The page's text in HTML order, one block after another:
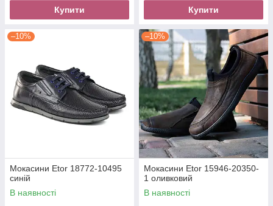
Купити Купити
–10%
Мокасини Etor 18772-10495
синій
В наявності
–10%
Мокасини Etor 15946-20350-
1 оливковий
В наявності